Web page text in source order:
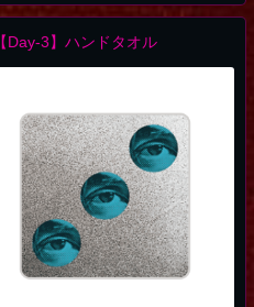
【Day-3】ハンドタオル